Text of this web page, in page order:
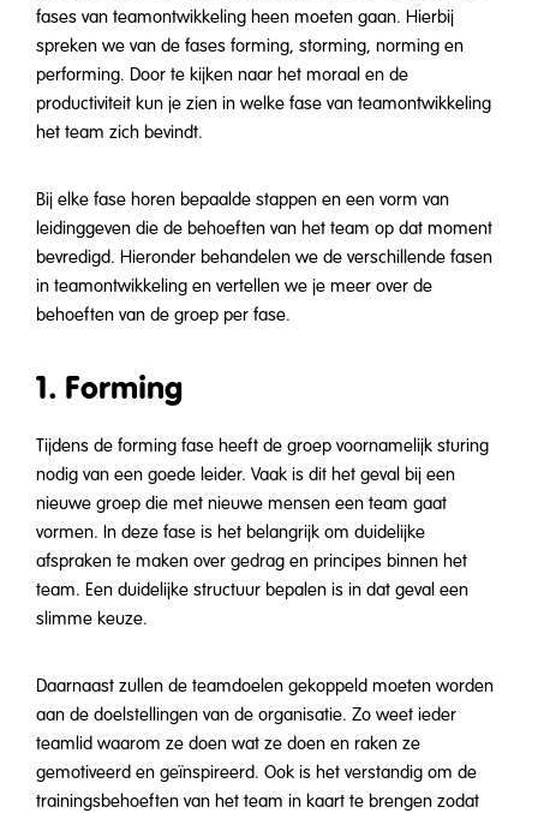
fases van teamontwikkeling heen moeten gaan. Hierbij
spreken we van de fases forming, storming, norming en
performing. Door te kijken naar het moraal en de
productiviteit kun je zien in welke fase van teamontwikkeling
het team zich bevindt.
Bij elke fase horen bepaalde stappen en een vorm van
leidinggeven die de behoeften van het team op dat moment
bevredigd. Hieronder behandelen we de verschillende fasen
in teamontwikkeling en vertellen we je meer over de
behoeften van de groep per fase.
1. Forming
Tijdens de forming fase heeft de groep voornamelijk sturing
nodig van een goede leider. Vaak is dit het geval bij een
nieuwe groep die met nieuwe mensen een team gaat
vormen. In deze fase is het belangrijk om duidelijke
afspraken te maken over gedrag en principes binnen het
team. Een duidelijke structuur bepalen is in dat geval een
slimme keuze.
Daarnaast zullen de teamdoelen gekoppeld moeten worden
aan de doelstellingen van de organisatie. Zo weet ieder
teamlid waarom ze doen wat ze doen en raken ze
gemotiveerd en geïnspireerd. Ook is het verstandig om de
trainingsbehoeften van het team in kaart te brengen zodat